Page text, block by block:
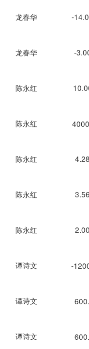
龙春华 -
龙春华 -
陈永红
陈永红
陈永红
陈永红
陈永红
谭诗文 -
谭诗文
谭诗文